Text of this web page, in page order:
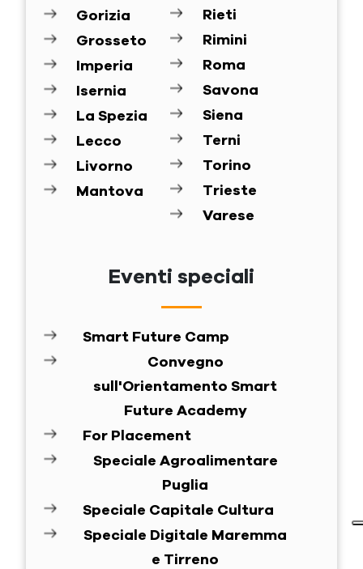
Gorizia
Grosseto
Imperia
Isernia
La Spezia
Lecco
Livorno
Mantova
Rieti
Rimini
Roma
Savona
Siena
Terni
Torino
Trieste
Varese
Eventi speciali
Smart Future Camp
Convegno
sull'Orientamento Smart
Future Academy
For Placement
Speciale Agroalimentare
Puglia
Speciale Capitale Cultura
Speciale Digitale Maremma
e Tirreno